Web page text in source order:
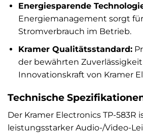
Energiesparende
Energiemanagement sorgt
Stromverbrauch im Betrieb.
Kramer Qualitätsstandard:
der bewährten
Innovationskraft von Kramer
Technische
Der Kramer Electronics TP-583R
leistungsstarker Audio-/Video-